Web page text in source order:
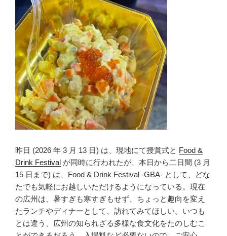
昨日 (2026 年 3 月 13 日) は、現地にて授賞式と Food &
Drink Festival が同時に行われたが、本日から二日間 (3 月
15 日まで) は、Food & Drink Festival -GBA- として、どな
たでも気軽にお越しいただけるようになっている。現在
の広州は、暑すぎも寒すぎもせず、ちょっと趣向を変え
たランチやディナーとして、訪れてみてほしい。いつも
とは違う、広州の知られざる多様な食文化をたのしむこ